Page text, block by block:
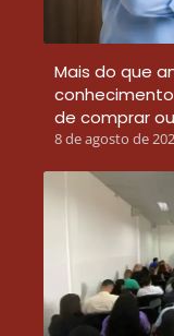
Mais do que
de comprar
8 de agosto de